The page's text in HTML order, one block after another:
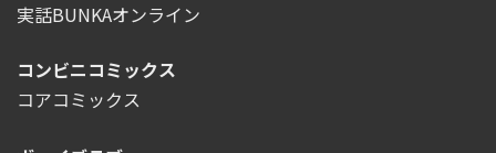
実話BUNKAオンライン
コンビニコミックス
コアコミックス